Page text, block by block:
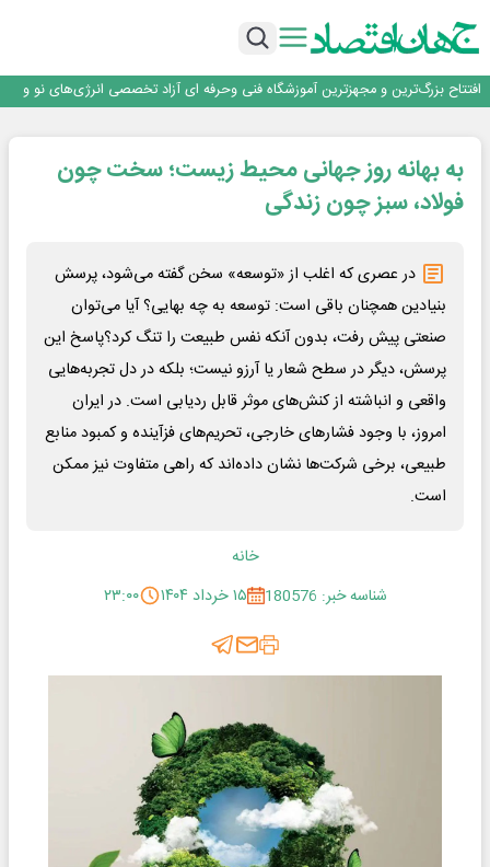
فولاد در تله قیمت‌گذاری دستوری
افتتاح بزرگ‌ترین و مجهزترین آموزشگاه فنی وحرفه ای آزاد تخصصی انرژی‌های نو و
تجدیدپذیر با حضور استاندار اصفهان
تداوم صعود مس در بازارهای جهانی؛ قیمت فلز سرخ از ۱۴هزار دلار در هر تن عبور کرد
فولاد در تله قیمت‌گذاری دستوری
به بهانه روز جهانی محیط زیست؛ سخت چون
فولاد، سبز چون زندگی
در عصری که اغلب از «توسعه» سخن گفته می‌شود، پرسش
بنیادین همچنان باقی‌ است: توسعه به چه بهایی؟ آیا می‌توان
صنعتی پیش رفت، بدون آنکه نفس طبیعت را تنگ کرد؟پاسخ این
پرسش، دیگر در سطح شعار یا آرزو نیست؛ بلکه در دل تجربه‌هایی
واقعی و انباشته از کنش‌های موثر قابل ردیابی است. در ایران
امروز، با وجود فشارهای خارجی، تحریم‌های فزآینده و کمبود منابع
طبیعی، برخی شرکت‌ها نشان داده‌اند که راهی متفاوت نیز ممکن
است.
خانه
شناسه خبر: 180576
۱۵ خرداد ۱۴۰۴ ۲۳:۰۰